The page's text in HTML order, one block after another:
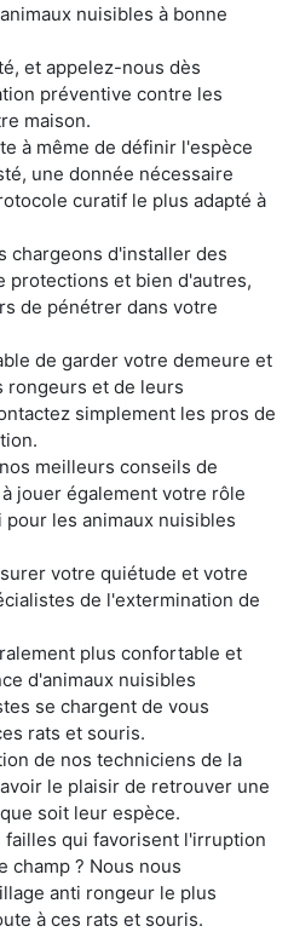
nuisibles à bonne
et appelez-nous dès
préventive contre les
maison.
à même de définir l'espèce
une donnée nécessaire
curatif le plus adapté à
chargeons d'installer des
protections et bien d'autres,
de pénétrer dans votre
de garder votre demeure et
rongeurs et de leurs
simplement les pros de
meilleurs conseils de
jouer également votre rôle
les animaux nuisibles
votre quiétude et votre
de l'extermination de
plus confortable et
d'animaux nuisibles
se chargent de vous
rats et souris.
de nos techniciens de la
le plaisir de retrouver une
soit leur espèce.
qui favorisent l'irruption
champ ? Nous nous
anti rongeur le plus
à ces rats et souris.